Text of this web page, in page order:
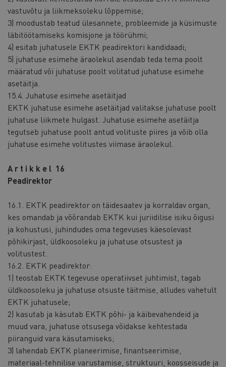
vastuvõtu ja liikmeksoleku lõppemise;
3) moodustab teatud ülesannete, probleemide ja küsimuste
läbitöötamiseks komisjone ja töörühmi;
4) esitab juhatusele EKTK peadirektori kandidaadi;
5) juhatuse esimehe äraolekul asendab teda tema poolt
määratud või juhatuse poolt volitatud juhatuse esimehe
asetäitja.
15.4. Juhatuse esimehe asetäitjad
EKTK juhatuse esimehe asetäitjad valitakse juhatuse poolt
juhatuse liikmete hulgast. Juhatuse esimehe asetäitja
tegutseb juhatuse poolt antud volituste piires ja võib olla
juhatuse esimehe volitustes viimase äraolekul.
A r t i k k e l 16
Peadirektor
16.1. EKTK peadirektor on täidesaatev ja korraldav organ,
kes omandab ja võõrandab EKTK kui juriidilise isiku õigusi
ja kohustusi, juhindudes oma tegevuses käesolevast
põhikirjast, üldkoosoleku ja juhatuse otsustest ja
volitustest.
16.2. EKTK peadirektor:
1) teostab EKTK tegevuse operatiivset juhtimist, tagab
üldkoosoleku ja juhatuse otsuste täitmise, alludes vahetult
EKTK juhatusele;
2) kasutab ja käsutab EKTK põhi- ja käibevahendeid ja
muud vara, juhatuse otsusega võidakse kehtestada
piiranguid vara käsutamiseks;
3) lahendab EKTK planeerimise, finantseerimise,
materiaal-tehnilise varustamise, struktuuri, koosseisude ja